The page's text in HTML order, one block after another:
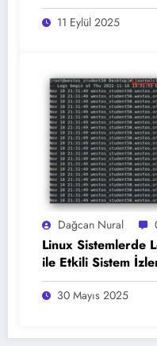
11 Eylül 2025
Dağcan Nural
Linux Sistemlerde
ile Etkili Sistem
30 Mayıs 2025